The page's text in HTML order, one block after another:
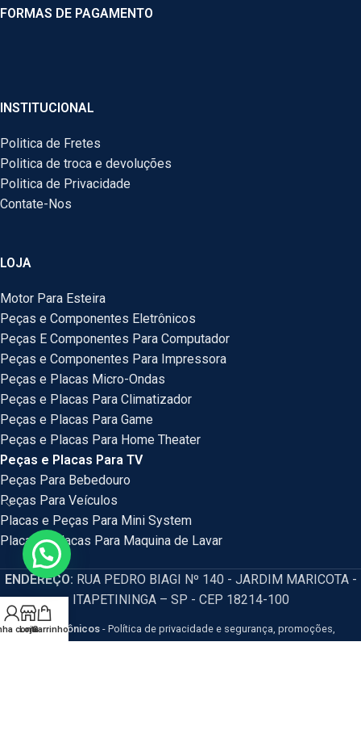
FORMAS DE PAGAMENTO
INSTITUCIONAL
Politica de Fretes
Politica de troca e devoluções
Politica de Privacidade
Contate-Nos
LOJA
Motor Para Esteira
Peças e Componentes Eletrônicos
Peças E Componentes Para Computador
Peças e Componentes Para Impressora
Peças e Placas Micro-Ondas
Peças e Placas Para Climatizador
Peças e Placas Para Game
Peças e Placas Para Home Theater
Peças e Placas Para TV
Peças Para Bebedouro
Peças Para Veículos
Placas e Peças Para Mini System
Placas e Placas Para Maquina de Lavar
ENDEREÇO: RUA PEDRO BIAGI Nº 140 - JARDIM MARICOTA -
ITAPETININGA – SP - CEP 18214-100
HM Eletrônicos - Política de privacidade e segurança, promoções,
conta
LojaCarrinho